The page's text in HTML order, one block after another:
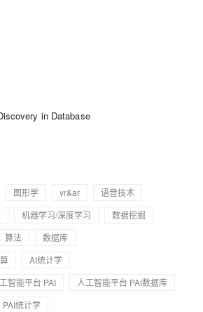
in Database
图形学 vr&ar
语音技术
机器学习/深度学习
数据挖掘
算法
数据库
AI统计学
智能平台 PAI
人工智能平台 PAI数据库
PAI统计学